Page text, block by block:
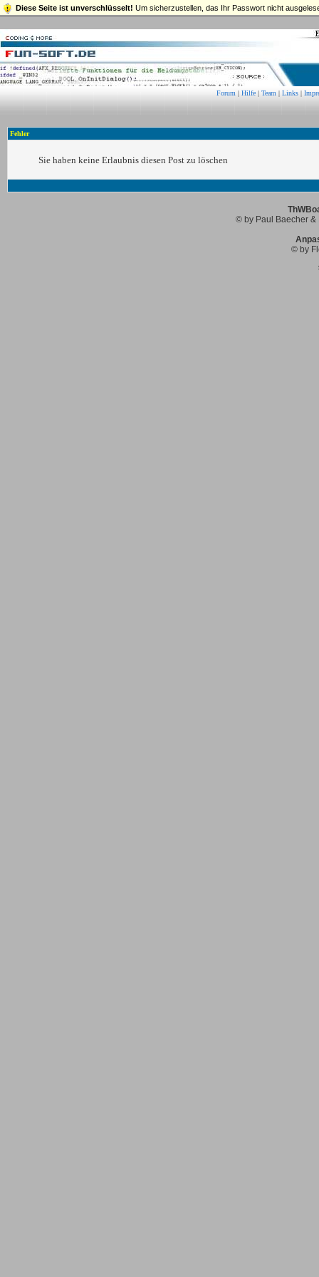
Diese Seite ist unverschlüsselt! Um sicherzustellen, das Ihr Passwort nicht
Forum | Hilfe | Team | Links |
Fehler
Sie haben keine Erlaubnis diesen Post zu löschen
© by Paul Baecher &
© by